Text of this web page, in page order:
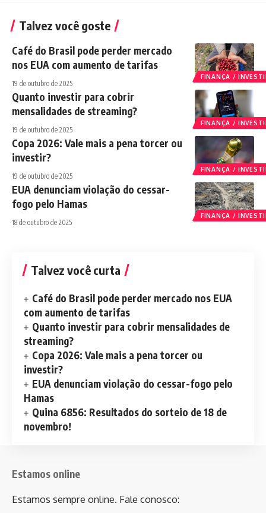
Talvez você goste
FINANÇA /
Café do Brasil pode perder mercado
nos EUA com aumento de tarifas
19 de outubro de 2025
FINANÇA /
Quanto investir para cobrir
mensalidades de streaming?
19 de outubro de 2025
FINANÇA /
Copa 2026: Vale mais a pena torcer ou
investir?
19 de outubro de 2025
FINANÇA /
EUA denunciam violação do cessar-
fogo pelo Hamas
18 de outubro de 2025
Talvez você curta
Café do Brasil pode perder mercado nos EUA
com aumento de tarifas
Quanto investir para cobrir mensalidades de
streaming?
Copa 2026: Vale mais a pena torcer ou
investir?
EUA denunciam violação do cessar-fogo pelo
Hamas
Quina 6856: Resultados do sorteio de 18 de
novembro!
Estamos online
Estamos sempre online. Fale conosco: